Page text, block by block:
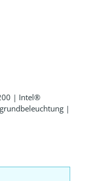
| Intel®
|